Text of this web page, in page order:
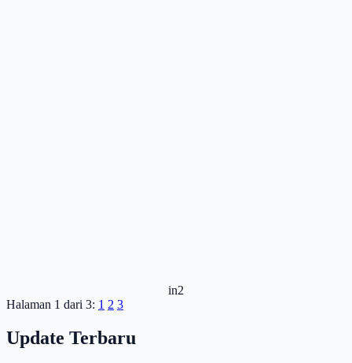
in2
Halaman 1 dari 3: 1 2 3
Update Terbaru